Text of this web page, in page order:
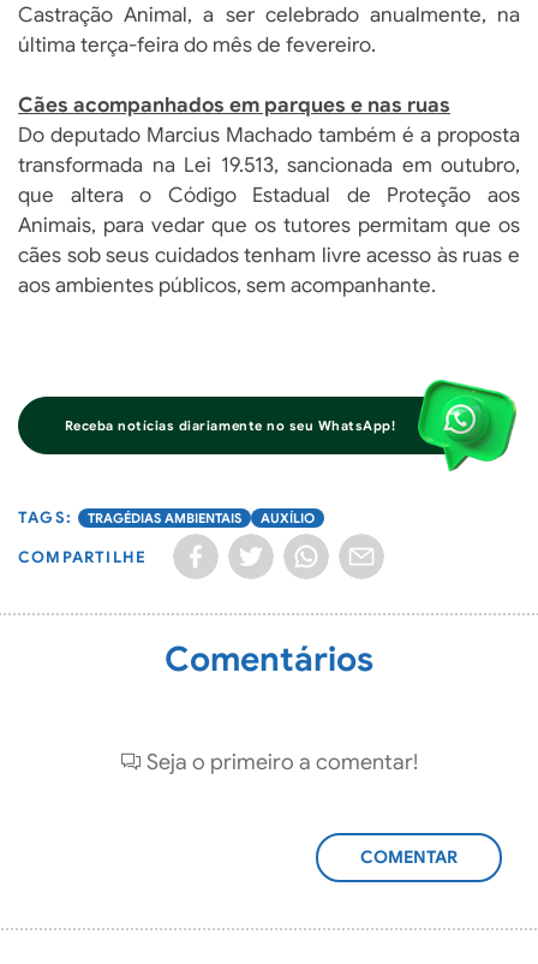
Castração Animal, a ser celebrado anualmente, na
última terça-feira do mês de fevereiro.
Cães acompanhados em parques e nas ruas
Do deputado Marcius Machado também é a proposta
transformada na Lei 19.513, sancionada em outubro,
que altera o Código Estadual de Proteção aos
Animais, para vedar que os tutores permitam que os
cães sob seus cuidados tenham livre acesso às ruas e
aos ambientes públicos, sem acompanhante.
Receba notícias diariamente no seu WhatsApp!
TRAGÉDIAS AMBIENTAIS AUXÍLIO
COMPARTILHE
Comentários
Seja o primeiro a comentar!
ADICIONAR